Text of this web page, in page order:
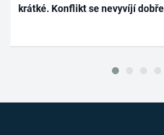
krátké. Konflikt se nevyvíjí dobře